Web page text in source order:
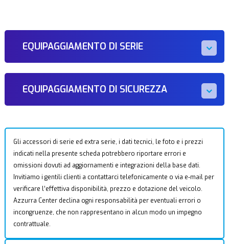
EQUIPAGGIAMENTO DI SERIE
EQUIPAGGIAMENTO DI SICUREZZA
Gli accessori di serie ed extra serie, i dati tecnici, le foto e i prezzi
indicati nella presente scheda potrebbero riportare errori e
omissioni dovuti ad aggiornamenti e integrazioni della base dati.
Invitiamo i gentili clienti a contattarci telefonicamente o via e-mail per
verificare l’effettiva disponibilità, prezzo e dotazione del veicolo.
Azzurra Center declina ogni responsabilità per eventuali errori o
incongruenze, che non rappresentano in alcun modo un impegno
contrattuale.